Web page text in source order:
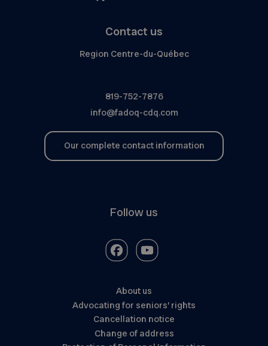
Contact us
Region Centre-du-Québec
819-752-7876
info@fadoq-cdq.com
Our complete contact information
Follow us
About us
Advocating for seniors’ rights
Cancellation notice
Change of address